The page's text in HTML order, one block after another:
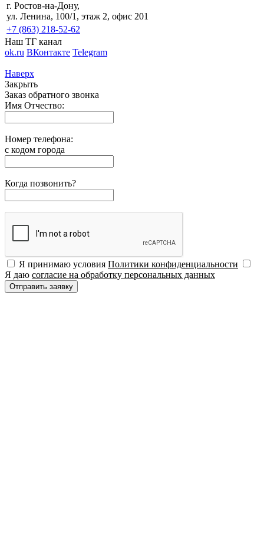
г. Ростов-на-Дону,
ул. Ленина, 100/1, этаж 2, офис 201
+7 (863) 218-52-62
Наш ТГ канал
ok.ru ВКонтакте Telegram
Наверх
Закрыть
Заказ обратного звонка
Имя Отчество:
Номер телефона:
с кодом города
Когда позвонить?
Я принимаю условия Политики конфиденциальности
Я даю согласие на обработку персональных данных
Отправить заявку